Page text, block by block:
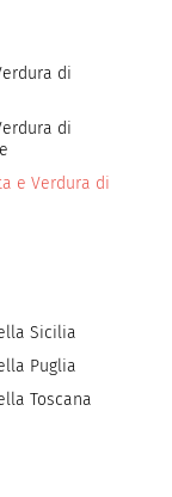
di
di
e Verdura di
Sicilia
Puglia
Toscana